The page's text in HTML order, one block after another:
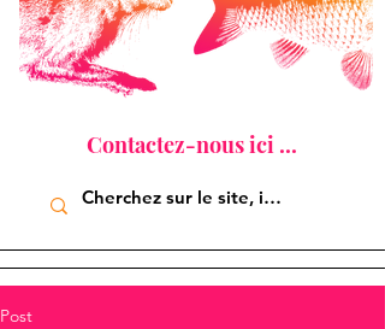
Contactez-nous ici ...
Post